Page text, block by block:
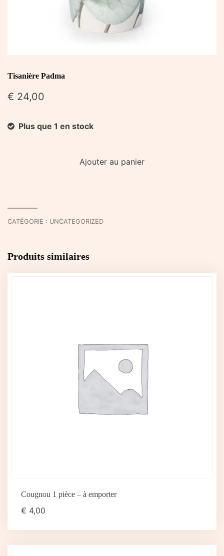
Tisanière Padma
€ 24,00
Plus que 1 en stock
Ajouter au panier
CATÉGORIE : UNCATEGORIZED
Produits similaires
Cougnou 1 pièce – à emporter
€ 4,00